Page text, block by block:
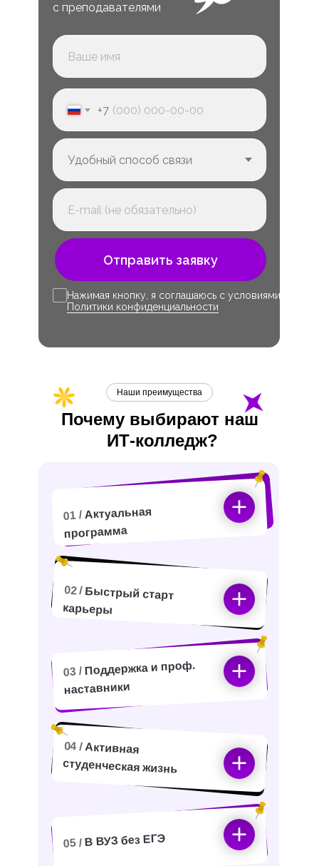
с преподавателями
+7
Отправить заявку
Нажимая кнопку, я соглашаюсь с условиями
Политики конфиденциальности
Почему выбирают наш
ИТ-колледж?
Наши преимущества
01 / Актуальная
программа
02 / Быстрый старт
карьеры
04 /Активная
студенческая жизнь
05 / В ВУЗ без ЕГЭ
03 / Поддержка и проф.
наставники